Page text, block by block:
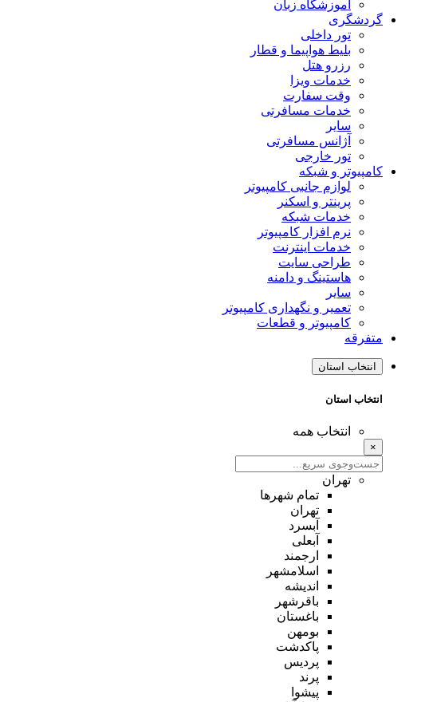
آموزشگاه زبان
گردشگری
تور داخلی
بلیط هواپیما و قطار
رزرو هتل
خدمات ویزا
وقت سفارت
خدمات مسافرتی
سایر
آژانس مسافرتی
تور خارجی
کامپیوتر و شبکه
لوازم جانبی کامپیوتر
پرینتر و اسکنر
خدمات شبکه
نرم افزار کامپیوتر
خدمات اینترنت
طراحی سایت
هاستینگ و دامنه
سایر
تعمیر و نگهداری کامپیوتر
کامپیوتر و قطعات
متفرقه
انتخاب استان
انتخاب استان
انتخاب همه
×
تهران
تمام شهر‌ها
تهران
آبسرد
آبعلی
ارجمند
اسلامشهر
اندیشه
باقرشهر
باغستان
بومهن
پاکدشت
پردیس
پرند
پیشوا